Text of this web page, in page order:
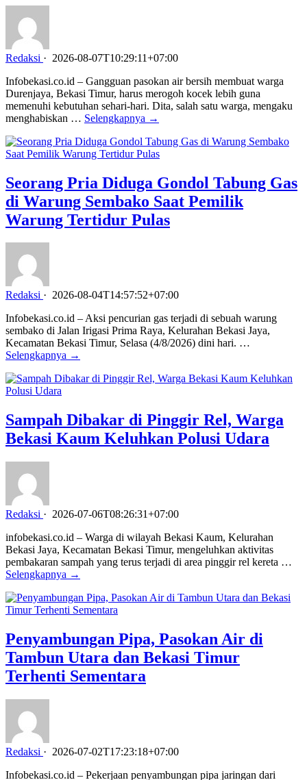
Redaksi · 2026-08-07T10:29:11+07:00
Infobekasi.co.id – Gangguan pasokan air bersih membuat warga
Durenjaya, Bekasi Timur, harus merogoh kocek lebih guna
memenuhi kebutuhan sehari-hari. Dita, salah satu warga, mengaku
menghabiskan … Selengkapnya →
Seorang Pria Diduga Gondol Tabung Gas
di Warung Sembako Saat Pemilik
Warung Tertidur Pulas
Redaksi · 2026-08-04T14:57:52+07:00
Infobekasi.co.id – Aksi pencurian gas terjadi di sebuah warung
sembako di Jalan Irigasi Prima Raya, Kelurahan Bekasi Jaya,
Kecamatan Bekasi Timur, Selasa (4/8/2026) dini hari. …
Selengkapnya →
Sampah Dibakar di Pinggir Rel, Warga
Bekasi Kaum Keluhkan Polusi Udara
Redaksi · 2026-07-06T08:26:31+07:00
infobekasi.co.id – Warga di wilayah Bekasi Kaum, Kelurahan
Bekasi Jaya, Kecamatan Bekasi Timur, mengeluhkan aktivitas
pembakaran sampah yang terus terjadi di area pinggir rel kereta …
Selengkapnya →
Penyambungan Pipa, Pasokan Air di
Tambun Utara dan Bekasi Timur
Terhenti Sementara
Redaksi · 2026-07-02T17:23:18+07:00
Infobekasi.co.id – Pekerjaan penyambungan pipa jaringan dari